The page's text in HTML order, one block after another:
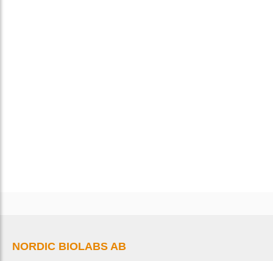
NORDIC BIOLABS AB